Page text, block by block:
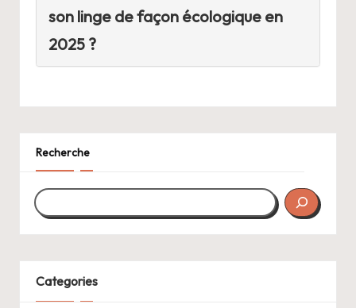
son linge de façon écologique en
2025 ?
Recherche
Categories